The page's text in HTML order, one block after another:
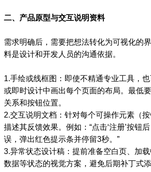
二、产品原型与交互说明资料
需求明确后，需要把想法转化为可视化的
料是设计和开发人员的沟通依据。
1.手绘或线框图：即使不精通专业工具，
或即时设计中画出每个页面的布局。最低
关系和按钮位置。
2.交互说明文档：针对每个可操作元素（按
描述其反馈效果。例如：“点击‘注册’按钮
误，弹出红色提示条并停留3秒。”
3.异常状态设计稿：提前准备空白页、加
数据等状态的视觉方案，避免后期补丁式添